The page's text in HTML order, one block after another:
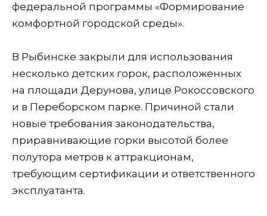
федеральной программы «Формирование
комфортной городской среды».
В Рыбинске закрыли для использования
несколько детских горок, расположенных
на площади Дерунова, улице Рокоссовского
и в Переборском парке. Причиной стали
новые требования законодательства,
приравнивающие горки высотой более
полутора метров к аттракционам,
требующим сертификации и ответственного
эксплуатанта.